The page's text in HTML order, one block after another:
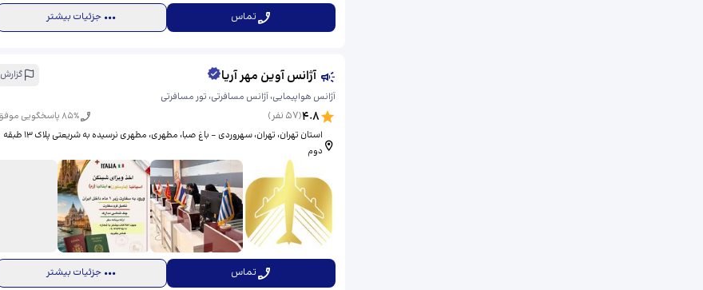
تماس جزئیات بیشتر
آژانس آوین مهر آریا
گزارش
آژانس هواپیمایی، آژانس مسافرتی، تور مسافرتی
4.8
(
57 نفر) 85% پاسخگویی موفق
استان تهران، تهران، سهروردی - باغ صبا، مطهری، ​مطهری نرسیده به شریعتی پلاک 13 طبقه
دوم
تماس جزئیات بیشتر